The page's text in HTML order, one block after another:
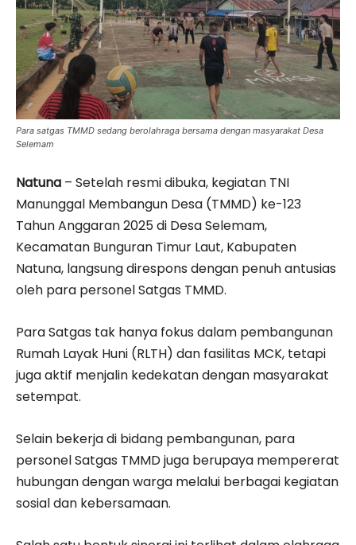
Para satgas TMMD sedang berolahraga bersama dengan masyarakat Desa
Selemam
Natuna – Setelah resmi dibuka, kegiatan TNI
Manunggal Membangun Desa (TMMD) ke-123
Tahun Anggaran 2025 di Desa Selemam,
Kecamatan Bunguran Timur Laut, Kabupaten
Natuna, langsung direspons dengan penuh antusias
oleh para personel Satgas TMMD.
Para Satgas tak hanya fokus dalam pembangunan
Rumah Layak Huni (RLTH) dan fasilitas MCK, tetapi
juga aktif menjalin kedekatan dengan masyarakat
setempat.
Selain bekerja di bidang pembangunan, para
personel Satgas TMMD juga berupaya mempererat
hubungan dengan warga melalui berbagai kegiatan
sosial dan kebersamaan.